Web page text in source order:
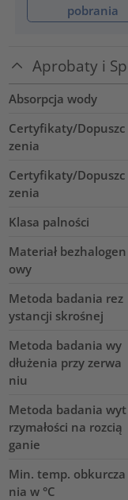
pobrania
Aprobaty i
Absorpcja wody
Certyfikaty/Dopuszc
zenia
Certyfikaty/Dopuszc
zenia
Klasa palności
Materiał bezhalogen
owy
Metoda badania rez
ystancji skrośnej
Metoda badania wy
dłużenia przy zerwa
niu
Metoda badania wyt
rzymałości na rozcią
ganie
Min. temp. obkurcza
nia w °C